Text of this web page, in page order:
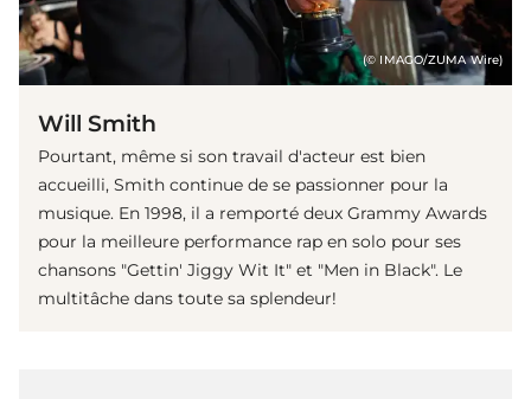
(© IMAGO/ZUMA Wire)
Will Smith
Pourtant, même si son travail d'acteur est bien
accueilli, Smith continue de se passionner pour la
musique. En 1998, il a remporté deux Grammy Awards
pour la meilleure performance rap en solo pour ses
chansons "Gettin' Jiggy Wit It" et "Men in Black". Le
multitâche dans toute sa splendeur!